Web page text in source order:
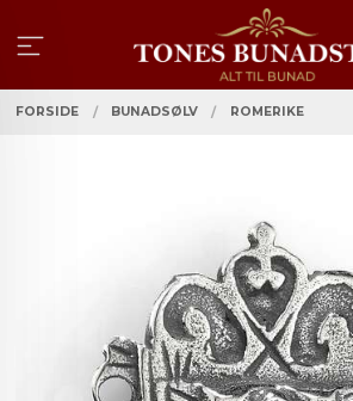
innholdet
FORSIDE BUNADSØLV ROMERIKE